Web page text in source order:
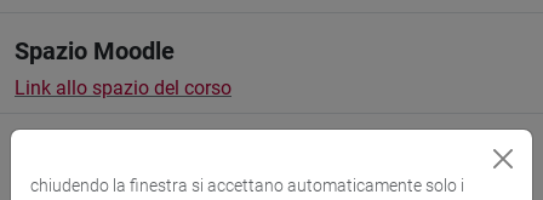
Spazio Moodle
Link allo spazio del corso
chiudendo la finestra si accettano automaticamente solo i